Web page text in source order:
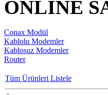
ONLINE
Conax Modül
Kablolu Modemler
Kablosuz Modemler
Router
Tüm Ürünleri Listele